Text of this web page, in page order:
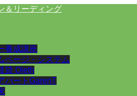
養成講座
ページ・システム
貸 Oleth
パートGarenT